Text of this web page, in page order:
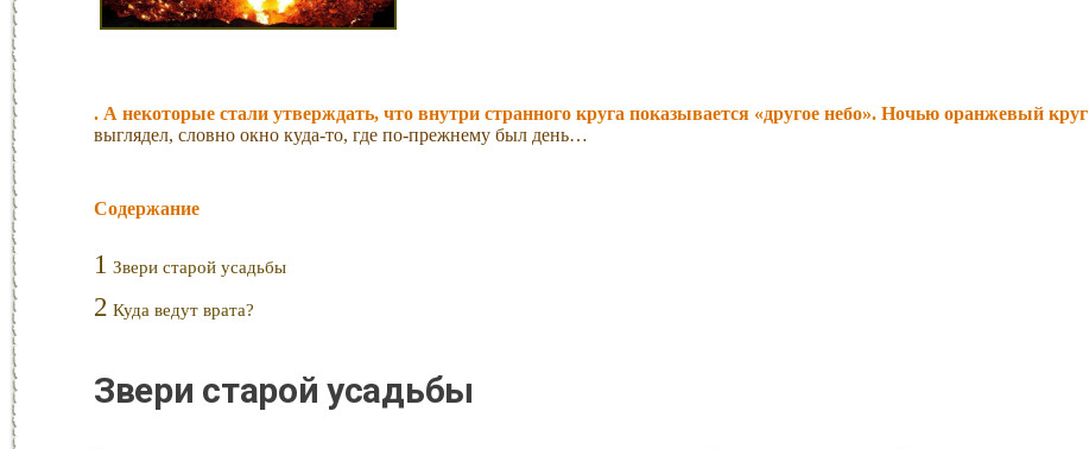
. А некоторые стали утверждать, что внутри странного круга показывается «другое небо». Ночью оранжевый круг
выглядел, словно окно куда-то, где по-прежнему был день…
Содержание
1 Звери старой усадьбы
2 Куда ведут врата?
Звери старой усадьбы